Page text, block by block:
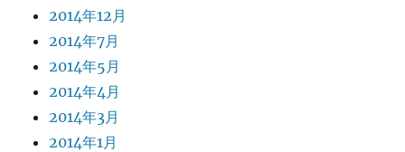
2014年12月
2014年7月
2014年5月
2014年4月
2014年3月
2014年1月